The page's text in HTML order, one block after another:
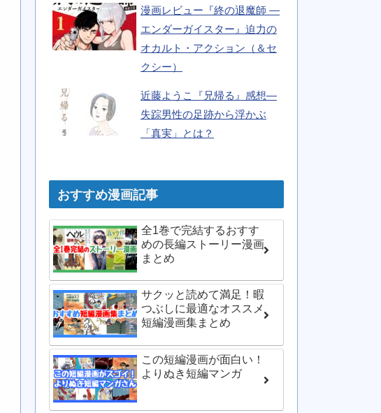
漫画レビュー『終の退魔師 ―
エンダーガイスター』迫力の
オカルト・アクション（＆セ
クシー）
近藤ようこ『兄帰る』感想―
失踪男性の足跡から浮かぶ
「真実」とは？
おすすめ漫画記事
全1巻で完結するおすす
めの長編ストーリー漫画
まとめ
サクッと読めて満足！暇
つぶしに最適なオススメ
短編漫画集まとめ
この短編漫画が面白い！
よりぬき短編マンガ